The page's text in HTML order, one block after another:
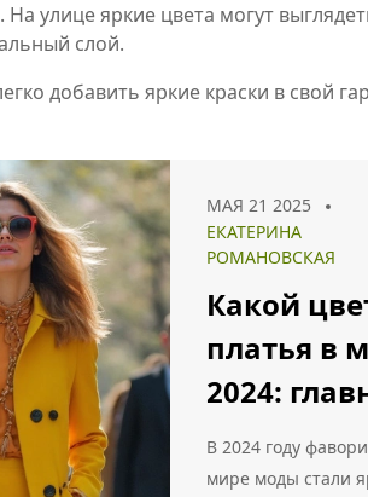
улице яркие цвета могут
слой.
добавить яркие краски в свой
МАЯ 21 2025
ЕКАТЕРИНА
РОМАНОВСКАЯ
Какой
платья в
2024:
тренды
В 2024 году
мире моды стали